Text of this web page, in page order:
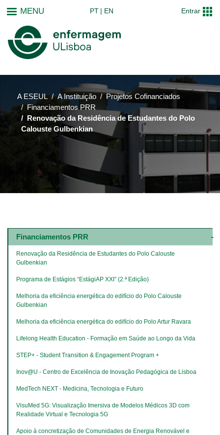
MENU PT EN Entrar
A ESEUL A Instituição
Projetos Cofinanciados
Financiamentos PRR
Renovação da Residência de Estudantes do Polo
Calouste Gulbenkian
Main
navigation
níveis
Financiamentos PRR
Renovação da Residência de Estudantes do Polo Calouste
Gulbenkian
Programa de Estágios “EstágiAP XXI” (2.ª Edição)
Melhoria da eficiência energética do edifício do Polo Calouste
Gulbenkian
Melhoria da eficiência energética do edifício do Polo Artur Ravara
Lifelong Health Education - Formação em Saúde ao Longo da Vida
STEP+ - Student Transition & Engagement Program +
Inov@U - Centro de Excelência de Inovação Pedagógica de Lisboa
MedTech NEXT - Medicina, Tecnologia e Futuro
VisuMed 5G: Visualização Imersiva de Modelos Médicos 3D com
Realidade Virtual e Tecnologia 5G
Apoio à concretização de Comunidades de Energia Renovável e